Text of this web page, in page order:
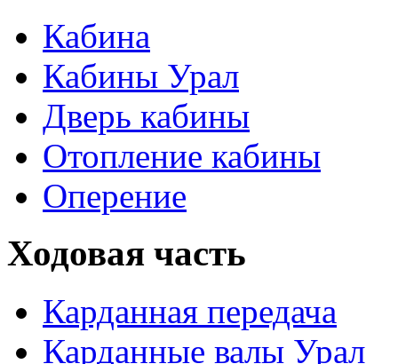
Кабина
Кабины Урал
Дверь кабины
Отопление кабины
Оперение
Ходовая часть
Карданная передача
Карданные валы Урал